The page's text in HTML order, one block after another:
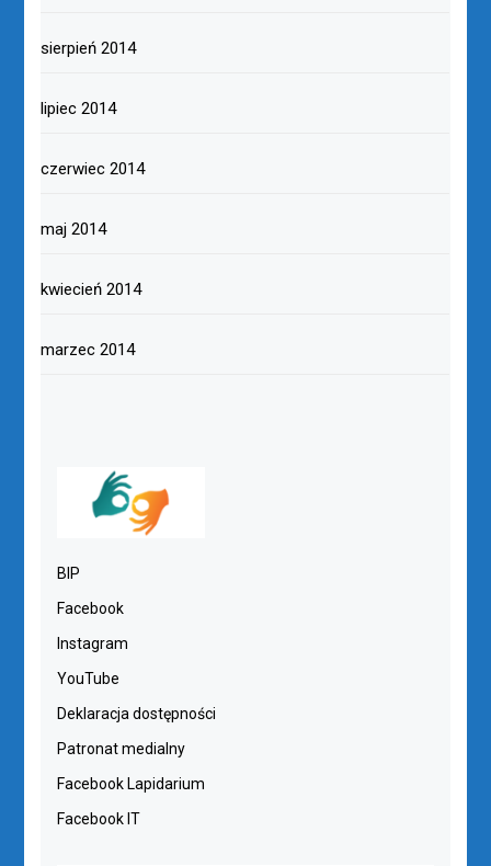
sierpień 2014
lipiec 2014
czerwiec 2014
maj 2014
kwiecień 2014
marzec 2014
BIP
Facebook
Instagram
YouTube
Deklaracja dostępności
Patronat medialny
Facebook Lapidarium
Facebook IT